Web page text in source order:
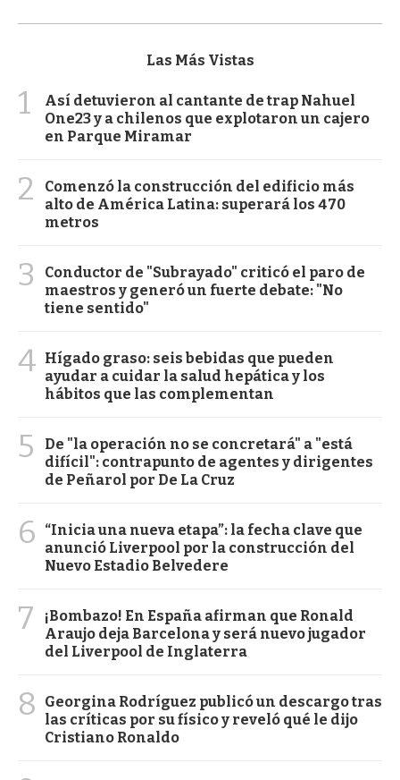
Las Más Vistas
1
Así detuvieron al cantante de trap Nahuel
One23 y a chilenos que explotaron un cajero
en Parque Miramar
2
Comenzó la construcción del edificio más
alto de América Latina: superará los 470
metros
3
Conductor de "Subrayado" criticó el paro de
maestros y generó un fuerte debate: "No
tiene sentido"
4 Hígado graso: seis bebidas que pueden
ayudar a cuidar la salud hepática y los
hábitos que las complementan
5
De "la operación no se concretará" a "está
difícil": contrapunto de agentes y dirigentes
de Peñarol por De La Cruz
6
“Inicia una nueva etapa”: la fecha clave que
anunció Liverpool por la construcción del
Nuevo Estadio Belvedere
7
¡Bombazo! En España afirman que Ronald
Araujo deja Barcelona y será nuevo jugador
del Liverpool de Inglaterra
8
Georgina Rodríguez publicó un descargo tras
las críticas por su físico y reveló qué le dijo
Cristiano Ronaldo